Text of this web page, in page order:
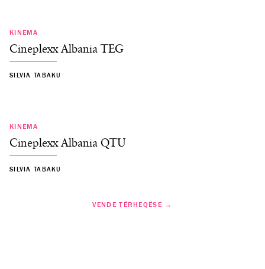
KINEMA
Cineplexx Albania TEG
SILVIA TABAKU
KINEMA
Cineplexx Albania QTU
SILVIA TABAKU
VENDE TËRHEQËSE →